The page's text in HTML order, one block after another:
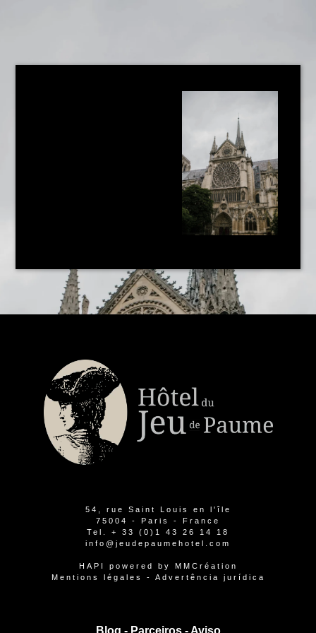
54, rue Saint Louis en l'île
75004 - Paris - France
Tel. + 33 (0)1 43 26 14 18
info@jeudepaumehotel.com
HAPI powered by MMCréation
Mentions légales
- Advertência jurídica